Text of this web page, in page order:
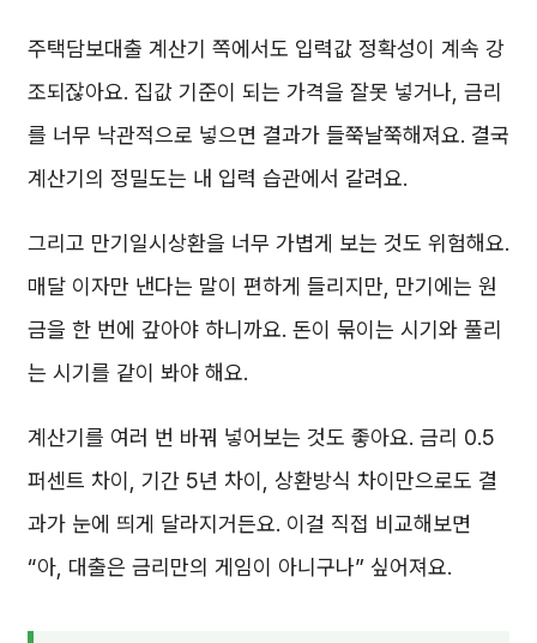
주택담보대출 계산기 쪽에서도 입력값 정확성이 계속 강
조되잖아요. 집값 기준이 되는 가격을 잘못 넣거나, 금리
를 너무 낙관적으로 넣으면 결과가 들쭉날쭉해져요. 결국
계산기의 정밀도는 내 입력 습관에서 갈려요.
그리고 만기일시상환을 너무 가볍게 보는 것도 위험해요.
매달 이자만 낸다는 말이 편하게 들리지만, 만기에는 원
금을 한 번에 갚아야 하니까요. 돈이 묶이는 시기와 풀리
는 시기를 같이 봐야 해요.
계산기를 여러 번 바꿔 넣어보는 것도 좋아요. 금리 0.5
퍼센트 차이, 기간 5년 차이, 상환방식 차이만으로도 결
과가 눈에 띄게 달라지거든요. 이걸 직접 비교해보면
“아, 대출은 금리만의 게임이 아니구나” 싶어져요.